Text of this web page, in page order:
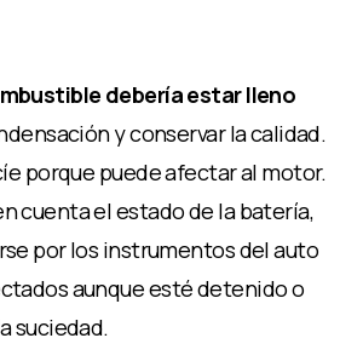
debería estar lleno
y conservar la calidad.
porque puede afectar al motor.
cuenta el estado de la batería,
por los instrumentos del auto
aunque esté detenido o
suciedad.